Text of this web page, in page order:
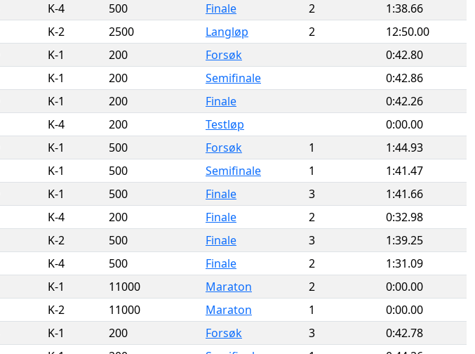
K-4 500 Finale 2
1:38.66
K-2 2500 Langløp 2
12:50.00
K-1 200 Forsøk
0:42.80
K-1 200 Semifinale
0:42.86
K-1 200 Finale
0:42.26
K-4 200 Testløp
0:00.00
K-1 500 Forsøk 1
1:44.93
K-1 500 Semifinale 1
1:41.47
K-1 500 Finale 3
1:41.66
K-4 200 Finale 2
0:32.98
K-2 500 Finale 3
1:39.25
K-4 500 Finale 2
1:31.09
K-1 11000 Maraton 2
0:00.00
K-2 11000 Maraton 1
0:00.00
K-1 200 Forsøk 3
0:42.78